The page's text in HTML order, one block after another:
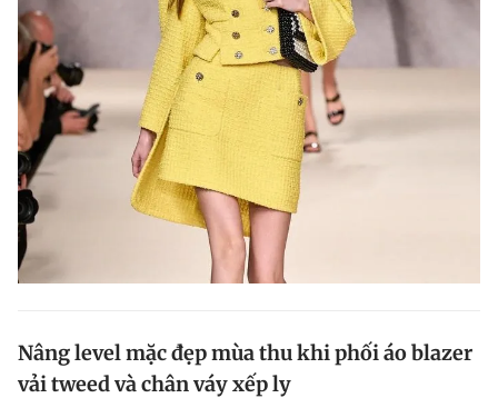
Nâng level mặc đẹp mùa thu khi phối áo blazer
vải tweed và chân váy xếp ly